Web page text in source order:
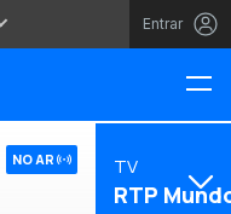
Entrar
NO AR TV
RTP